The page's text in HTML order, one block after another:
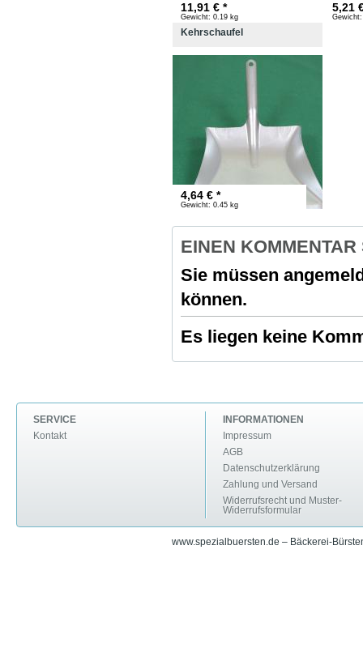
11,91 € *
Gewicht: 0.19 kg
5,21
Gewicht:
Kehrschaufel
4,64 € *
Gewicht: 0.45 kg
EINEN
Sie müssen
können.
Es liegen keine
SERVICE
Kontakt
INFORMATIONEN
Impressum
AGB
Datenschutzerklärung
Zahlung und Versand
Widerrufsrecht und Muster-
Widerrufsformular
www.spezialbuersten.de – Bäckerei-